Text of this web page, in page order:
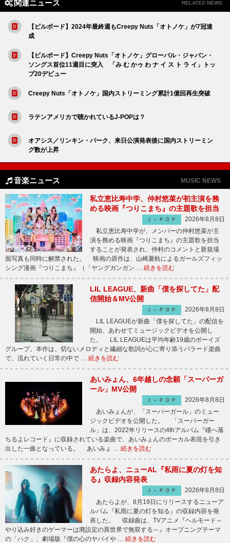
関連ニュース RELATED NEWS
【ビルボード】2024年最終週もCreepy Nuts「オトノケ」が7冠達
成
【ビルボード】Creepy Nuts「オトノケ」グローバル・ジャパン・
ソングス首位11週目に突入 「み む かゥ わ ナ イ ス ト ラ イ」トッ
プ20デビュー
Creepy Nuts「オトノケ」国内ストリーミング累計1億回再生突破
ラテンアメリカで聴かれているJ-POPは？
オアシス／リンキン・パーク、来日公演発表後に国内ストリーミン
グ数が上昇
音楽ニュース MUSIC NEWS
私立恵比寿中学、仲村悠菜が初主演を務
める映画『つりこまち』の主題歌を担当
Ｊ－ＰＯＰ
2026年8月8日
私立恵比寿中学が、メンバーの仲村悠菜が主
演を務める映画『つりこまち』の主題歌を担当
することが発表され、仲村のコメントと新規場
面写真も同時に解禁された。 映画の原作は、山崎夏軌によるガールズフィッ
シング漫画『つりこまち』（「ヤングガンガン … 続きを読む
LIL LEAGUE、新曲「僕を探してた」配
信開始＆MV公開
Ｊ－ＰＯＰ
2026年8月8日
LIL LEAGUEが新曲「僕を探してた」の配信を
開始、あわせてミュージックビデオを公開し
た。 LIL LEAGUEは平均年齢19歳のボーイズ
グループ。本作は、切ないメロディと繊細な歌詞が心に寄り添うバラード楽曲
で、流れていく日常の中で … 続きを読む
あいみょん、6年越しの念願「スーパーガ
ール」MV公開
Ｊ－ＰＯＰ
2026年8月8日
あいみょんが、「スーパーガール」のミュー
ジックビデオを公開した。 「スーパーガー
ル」は、2022年リリースの4thアルバム『瞳へ落
ちるよレコード』に収録されている楽曲で、あいみょんのボーカル表現を引き
出した一曲となっている。 あいみょ … 続きを読む
あたらよ、ニューAL『私雨に夏の灯を知
る』収録内容発表
Ｊ－ＰＯＰ
2026年8月8日
あたらよが、8月19日にリリースするニューア
ルバム『私雨に夏の灯を知る』の収録内容を発
表した。 収録曲は、TVアニメ『ヘルモード～
やり込み好きのゲーマーは廃設定の異世界で無双する～』オープニングテーマ
の「ハク」、劇場版『僕の心のヤバイや … 続きを読む